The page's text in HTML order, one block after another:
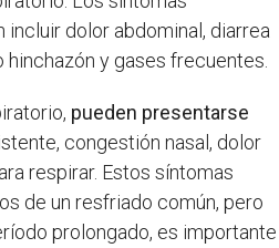
dolor abdominal, diarrea
y gases frecuentes.
pueden presentarse
congestión nasal, dolor
respirar. Estos síntomas
de un resfriado común, pero
prolongado, es importante